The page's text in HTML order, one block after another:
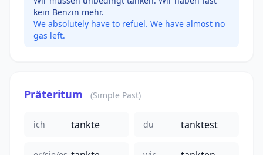
kein Benzin mehr.
We absolutely have to refuel. We have almost no
gas left.
Präteritum (Simple Past)
ich tankte du tanktest